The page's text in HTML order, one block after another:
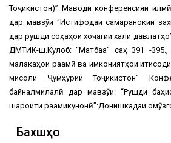
Тоҷикистон)” Маводи конференсияи
дар мавзӯи “Истифодаи самаранокии
дар рушди соҳаҳои хоҷагии халқи
ДМТИК-ш.Кулоб: “Матбаа” саҳ 391 -395.,
малакаҳои рақамӣ ва имкониятҳои
мисоли Ҷумҳурии Тоҷикистон”
байналмилалӣ дар мавзӯи: “Рушди
шароити рақамикунонӣ”:Донишкадаи
Бахшҳо